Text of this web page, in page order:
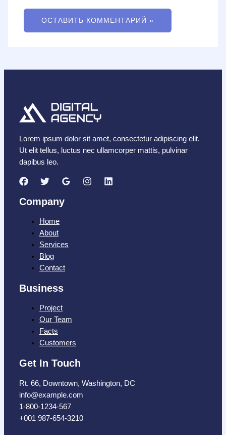
Lorem ipsum dolor sit amet, consectetur adipiscing elit.
Ut elit tellus, luctus nec ullamcorper mattis, pulvinar
dapibus leo.
Company
Home
About
Services
Blog
Contact
Business
Project
Our Team
Facts
Customers
Get In Touch
Rt. 66, Downtown, Washington, DC
info@example.com​
1-800-1234-567
+001 987-654-3210